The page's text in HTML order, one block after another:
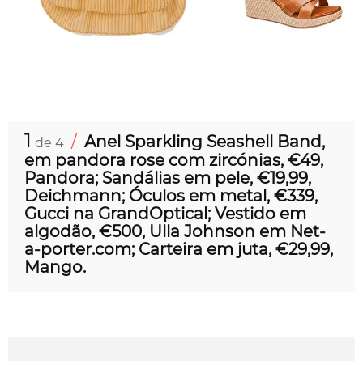
1 de 4 / Anel Sparkling Seashell Band,
em pandora rose com zircónias, €49,
Pandora; Sandálias em pele, €19,99,
Deichmann; Óculos em metal, €339,
Gucci na GrandOptical; Vestido em
algodão, €500, Ulla Johnson em Net-
a-porter.com; Carteira em juta, €29,99,
Mango.